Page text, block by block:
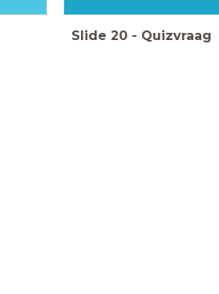
Slide 20 - Quizvraag